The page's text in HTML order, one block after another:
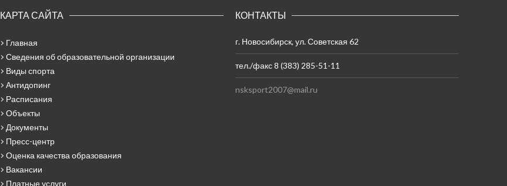
КАРТА САЙТА
Главная
Сведения об образовательной организации
Виды спорта
Антидопинг
Расписания
Объекты
Документы
Пресс-центр
Оценка качества образования
Вакансии
Платные услуги
КОНТАКТЫ
г. Новосибирск, ул. Советская 62
тел./факс 8 (383) 285-51-11
nsksport2007@mail.ru